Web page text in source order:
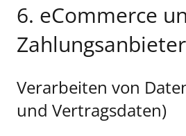
6. eCommerce
Zahlungsanbieter
Verarbeiten von
und Vertragsdaten)